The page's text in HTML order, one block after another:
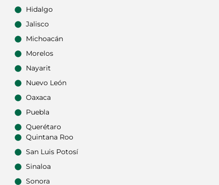
Hidalgo
Jalisco
Michoacán
Morelos
Nayarit
Nuevo León
Oaxaca
Puebla
Querétaro
Quintana Roo
San Luis Potosí
Sinaloa
Sonora